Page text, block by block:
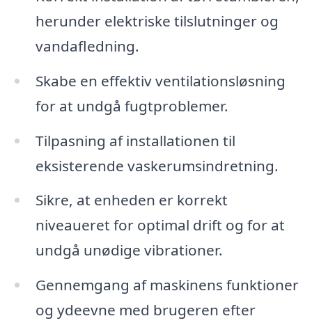
herunder elektriske tilslutninger og
vandafledning.
Skabe en effektiv ventilationsløsning
for at undgå fugtproblemer.
Tilpasning af installationen til
eksisterende vaskerumsindretning.
Sikre, at enheden er korrekt
niveaueret for optimal drift og for at
undgå unødige vibrationer.
Gennemgang af maskinens funktioner
og ydeevne med brugeren efter